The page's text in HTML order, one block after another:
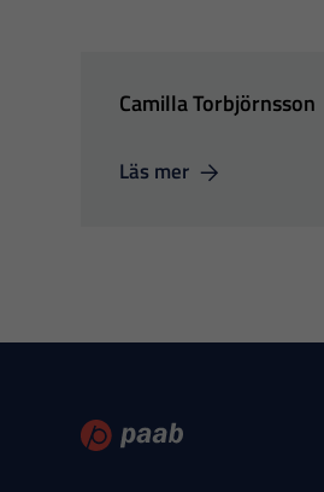
Camilla Torbjörnsson
Läs mer